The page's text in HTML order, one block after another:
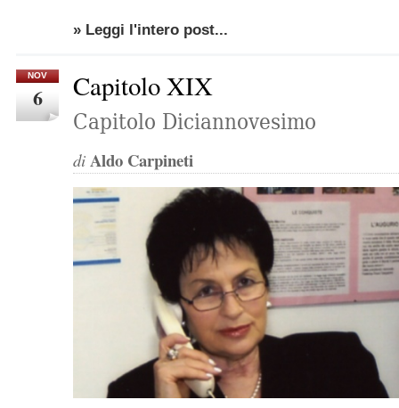
» Leggi l'intero post...
NOV
6 Capitolo XIX
Capitolo Diciannovesimo
di Aldo Carpineti